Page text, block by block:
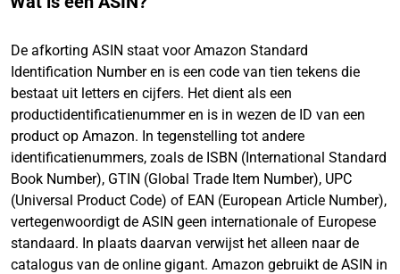
De afkorting ASIN staat voor Amazon Standard
Identification Number en is een code van tien tekens die
bestaat uit letters en cijfers. Het dient als een
productidentificatienummer en is in wezen de ID van een
product op Amazon. In tegenstelling tot andere
identificatienummers, zoals de ISBN (International Standard
Book Number), GTIN (Global Trade Item Number), UPC
(Universal Product Code) of EAN (European Article Number),
vertegenwoordigt de ASIN geen internationale of Europese
standaard. In plaats daarvan verwijst het alleen naar de
catalogus van de online gigant. Amazon gebruikt de ASIN in